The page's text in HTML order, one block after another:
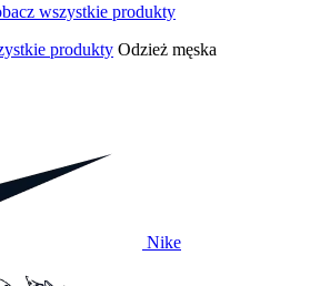
produkty Odzież męska
Nike